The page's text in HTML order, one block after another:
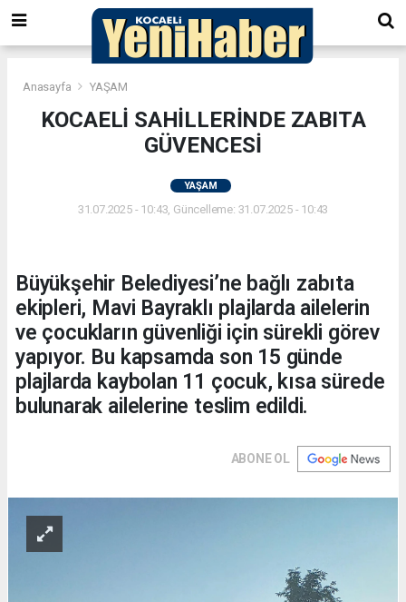
Anasayfa YAŞAM
KOCAELİ SAHİLLERİNDE ZABITA
GÜVENCESİ
YAŞAM
31.07.2025 - 10:43, Güncelleme: 31.07.2025 - 10:43
Büyükşehir Belediyesi’ne bağlı zabıta
ekipleri, Mavi Bayraklı plajlarda ailelerin
ve çocukların güvenliği için sürekli görev
yapıyor. Bu kapsamda son 15 günde
plajlarda kaybolan 11 çocuk, kısa sürede
bulunarak ailelerine teslim edildi.
ABONE OL